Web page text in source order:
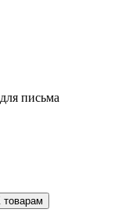
письма
товарам